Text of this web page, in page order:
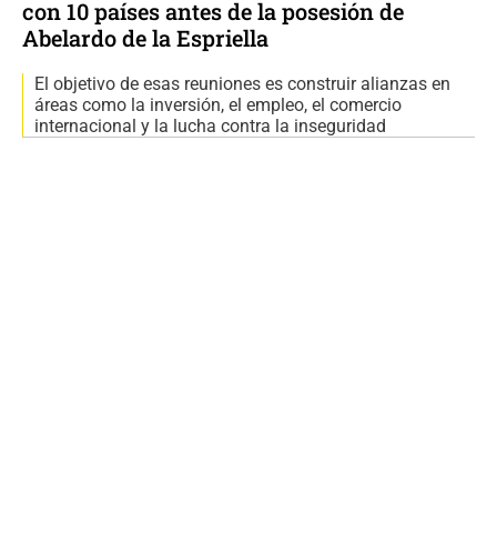
con 10 países antes de la posesión de
Abelardo de la Espriella
El objetivo de esas reuniones es construir alianzas en
áreas como la inversión, el empleo, el comercio
internacional y la lucha contra la inseguridad